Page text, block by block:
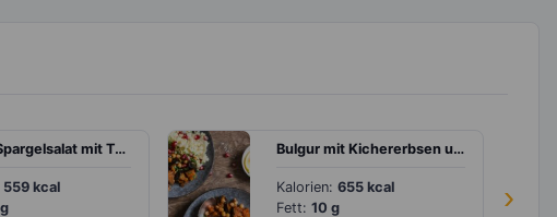
›
Rucola-Spargelsalat mit Tomaten und Feta
559 kcal
Bulgur mit Kichererbsen und Aubergine
Kalorien: 655 kcal
Fett: 10 g